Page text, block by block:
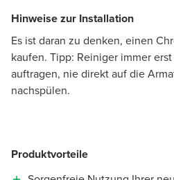
Hinweise zur Installation
Es ist daran zu denken, einen
kaufen. Tipp: Reiniger immer
auftragen, nie direkt auf die
nachspülen.
Produktvorteile